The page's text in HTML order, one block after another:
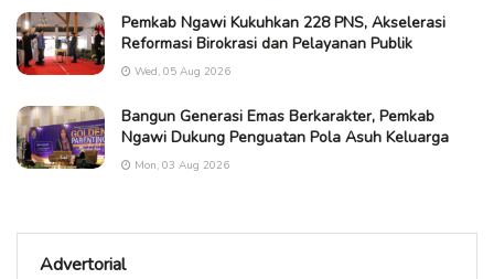
Pemkab Ngawi Kukuhkan 228 PNS, Akselerasi
Reformasi Birokrasi dan Pelayanan Publik
Wed, 05 Aug 2026
Bangun Generasi Emas Berkarakter, Pemkab
Ngawi Dukung Penguatan Pola Asuh Keluarga
Mon, 03 Aug 2026
Advertorial